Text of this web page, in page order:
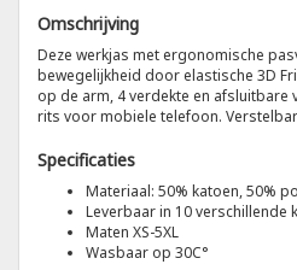
Tricorp
Helly Hansen
Omschrijving
Deze werkjas met ergonomische
bewegelijkheid door elastische 3D
op de arm, 4 verdekte en afsluitbare
rits voor mobiele telefoon.
Specificaties
Materiaal: 50% katoen, 50%
Leverbaar in 10 verschillende
Maten XS-5XL
Wasbaar op 30C°